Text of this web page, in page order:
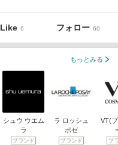
Like 6 フォロー 60
もっとみる
シュウ ウエム
ラ
ブランド
ラ ロッシュ
ポゼ
ブランド
VT(
ブ